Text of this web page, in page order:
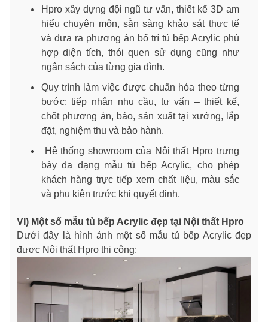
Hpro xây dựng đội ngũ tư vấn, thiết kế 3D am
hiểu chuyên môn, sẵn sàng khảo sát thực tế
và đưa ra phương án bố trí tủ bếp Acrylic phù
hợp diện tích, thói quen sử dụng cũng như
ngân sách của từng gia đình.
Quy trình làm việc được chuẩn hóa theo từng
bước: tiếp nhận nhu cầu, tư vấn – thiết kế,
chốt phương án, báo, sản xuất tại xưởng, lắp
đặt, nghiệm thu và bảo hành.
Hệ thống showroom của Nội thất Hpro trưng
bày đa dạng mẫu tủ bếp Acrylic, cho phép
khách hàng trực tiếp xem chất liệu, màu sắc
và phụ kiện trước khi quyết định.
VI) Một số mẫu tủ bếp Acrylic đẹp tại Nội thất Hpro
Dưới đây là hình ảnh một số mẫu tủ bếp Acrylic đẹp
được Nội thất Hpro thi công: